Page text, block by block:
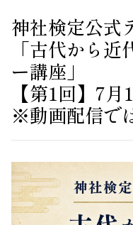
神社検定公式
「古代から
ー講座」
【第1回】7
※動画配信で